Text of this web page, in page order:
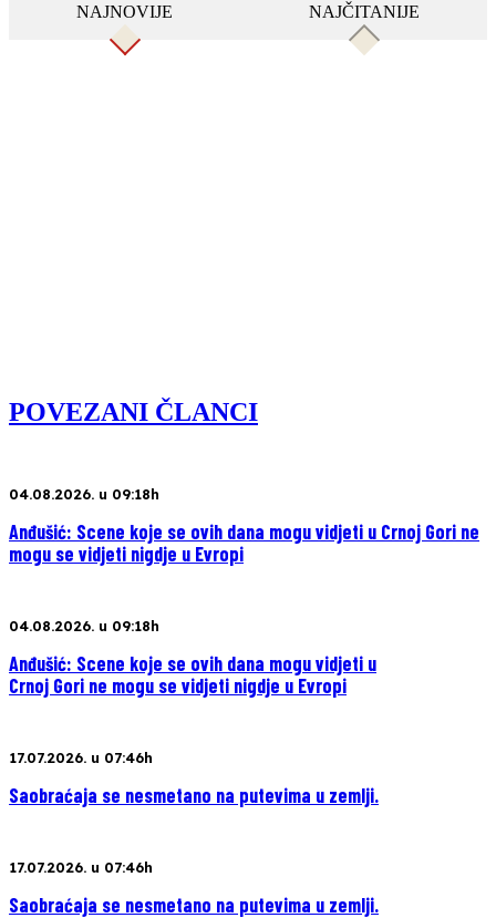
NAJNOVIJE NAJČITANIJE
POVEZANI ČLANCI
04.08.2026. u 09:18h
Anđušić: Scene koje se ovih dana mogu vidjeti u Crnoj Gori ne
mogu se vidjeti nigdje u Evropi
04.08.2026. u 09:18h
Anđušić: Scene koje se ovih dana mogu vidjeti u
Crnoj Gori ne mogu se vidjeti nigdje u Evropi
17.07.2026. u 07:46h
Saobraćaja se nesmetano na putevima u zemlji.
17.07.2026. u 07:46h
Saobraćaja se nesmetano na putevima u zemlji.